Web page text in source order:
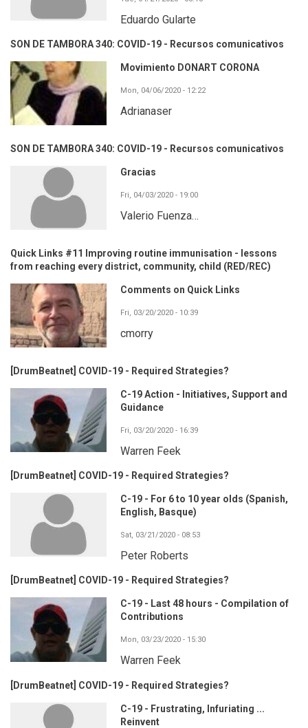
Eduardo Gularte
SON DE TAMBORA 340: COVID-19 - Recursos comunicativos
Movimiento DONART CORONA
Mon, 04/06/2020 - 12:22
Adrianaser
SON DE TAMBORA 340: COVID-19 - Recursos comunicativos
Gracias
Fri, 04/03/2020 - 19:00
Valerio Fuenza…
Quick Links #11 Improving routine immunisation - lessons
from reaching every district, community, child (RED/REC)
Comments on Quick Links
Fri, 03/20/2020 - 10:39
cmorry
[DrumBeatnet] COVID-19 - Required Strategies?
C-19 Action - Initiatives, Support and
Guidance
Fri, 03/20/2020 - 16:39
Warren Feek
[DrumBeatnet] COVID-19 - Required Strategies?
C-19 - For 6 to 10 year olds (Spanish,
English, Basque)
Sat, 03/21/2020 - 08:53
Peter Roberts
[DrumBeatnet] COVID-19 - Required Strategies?
C-19 - Last 48 hours - Compilation of
Contributions
Mon, 03/23/2020 - 15:30
Warren Feek
[DrumBeatnet] COVID-19 - Required Strategies?
C-19 - Frustrating, Infuriating ...
Reinvent